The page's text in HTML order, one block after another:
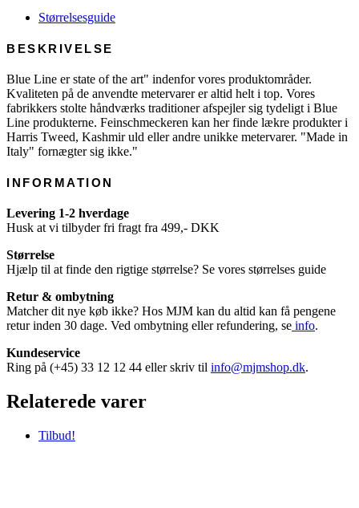
Størrelsesguide
BESKRIVELSE
Blue Line er state of the art" indenfor vores produktområder.
Kvaliteten på de anvendte metervarer er altid helt i top. Vores
fabrikkers stolte håndværks traditioner afspejler sig tydeligt i Blue
Line produkterne. Feinschmeckeren kan her finde lækre produkter i
Harris Tweed, Kashmir uld eller andre unikke metervarer. "Made in
Italy" fornægter sig ikke."
INFORMATION
Levering 1-2 hverdage
Husk at vi tilbyder fri fragt fra 499,- DKK
Størrelse
Hjælp til at finde den rigtige størrelse? Se vores størrelses guide
Retur & ombytning
Matcher dit nye køb ikke? Hos MJM kan du altid kan få pengene
retur inden 30 dage. Ved ombytning eller refundering, se info.
Kundeservice
Ring på (+45) 33 12 12 44 eller skriv til info@mjmshop.dk.
Relaterede varer
Tilbud!